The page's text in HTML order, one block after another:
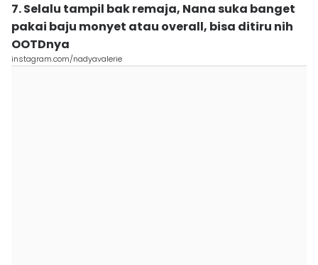
7. Selalu tampil bak remaja, Nana suka banget
pakai baju monyet atau overall, bisa ditiru nih
OOTDnya
instagram.com/nadyavalerie